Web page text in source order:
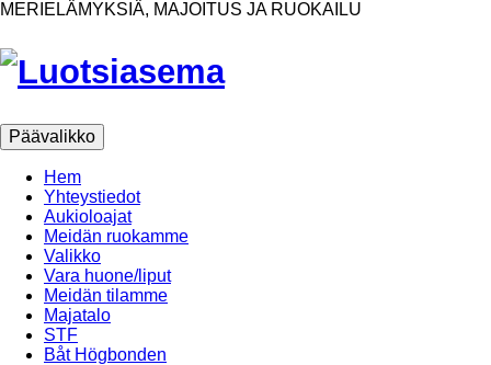
Ohita
MERIELÄMYKSIÄ, MAJOITUS JA RUOKAILU
Päävalikko
Hem
Yhteystiedot
Aukioloajat
Meidän ruokamme
Valikko
Vara huone/liput
Meidän tilamme
Majatalo
STF
Båt Högbonden